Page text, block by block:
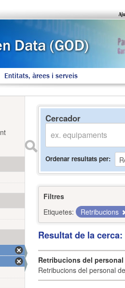
Entitats, àrees i serveis
Cercador
Ordenar resultats per
Filtres
Etiquetes:
Retribucions
Resultat de la
Retribucions del
Retribucions del personal